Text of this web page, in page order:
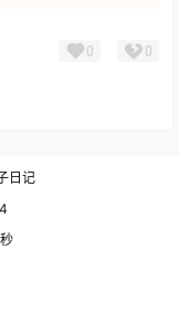
0 0
日记